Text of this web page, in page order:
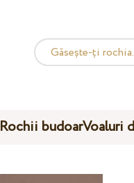
Rochii budoarVoaluri